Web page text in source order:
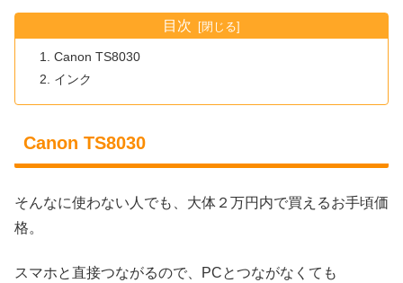
目次
Canon TS8030
インク
Canon TS8030
そんなに使わない人でも、大体２万円内で買えるお手頃価
格。
スマホと直接つながるので、PCとつながなくても